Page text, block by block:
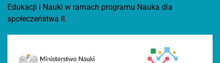
Edukacji i Nauki w ramach programu Nauka dla
społeczeństwa II.